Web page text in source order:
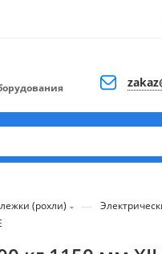
(рохли) —